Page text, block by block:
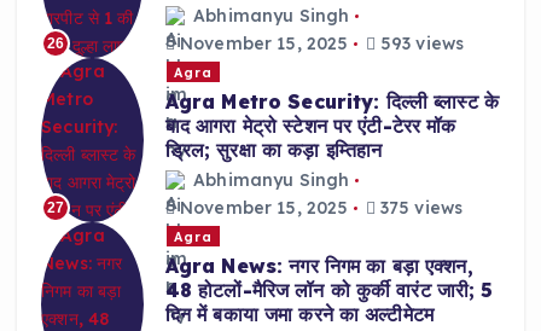
26
Abhimanyu Singh
November 15, 2025
593 views
27
Agra
Agra Metro Security: दिल्ली ब्लास्ट के
बाद आगरा मेट्रो स्टेशन पर एंटी-टेरर मॉक
ड्रिल; सुरक्षा का कड़ा इम्तिहान
Abhimanyu Singh
November 15, 2025
375 views
Agra
Agra News: नगर निगम का बड़ा एक्शन,
48 होटलों-मैरिज लॉन को कुर्की वारंट जारी; 5
दिन में बकाया जमा करने का अल्टीमेटम